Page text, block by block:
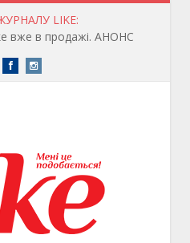
LIKE:
вже в продажі. АНОНС
FacebookInstagram